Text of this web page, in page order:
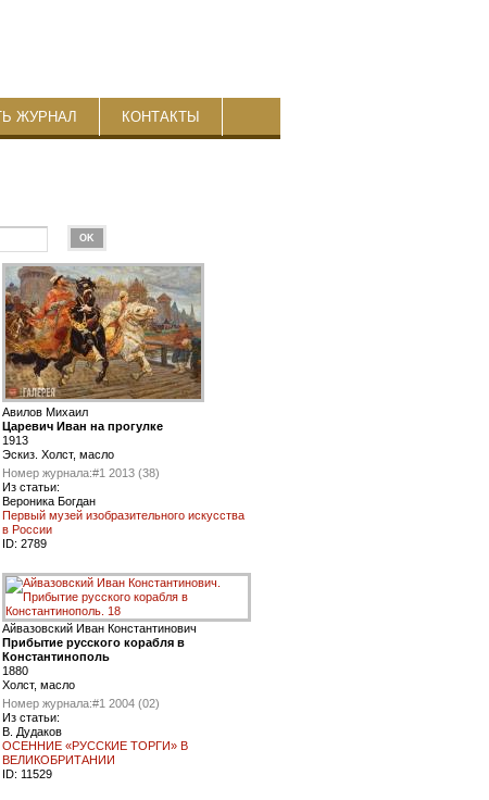
ЖУРНАЛ КОНТАКТЫ
Авилов Михаил
Царевич Иван на прогулке
1913
Эскиз. Холст, масло
Номер журнала:#1 2013 (38)
Из статьи:
Вероника Богдан
Первый музей изобразительного искусства
в России
ID: 2789
Айвазовский Иван Константинович
Прибытие русского корабля в
Константинополь
1880
Холст, масло
Номер журнала:#1 2004 (02)
Из статьи:
В. Дудаков
ОСЕННИЕ «РУССКИЕ ТОРГИ» В
ВЕЛИКОБРИТАНИИ
ID: 11529